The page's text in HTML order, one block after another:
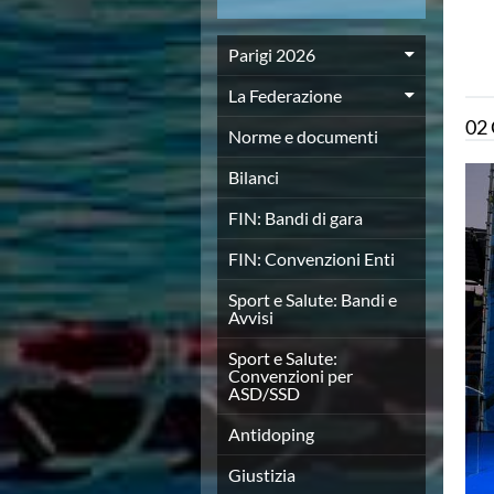
News
Flash News
Europei a modo Mei
Nuoto
Eventi attività agonistica
Calendario nazionale
Norme e documenti
Risultati e Classifiche
Graduatorie
Graduatorie Stagione 2025-2026
Azzurri
Records
News
Flash News
Pallanuoto
Norme e documenti
Le Nazionali
Coppa Italia
Campionato A1 Maschile
Campionato A1 Femminile
Parigi 2026
La Federazione
Norme e documenti
Bilanci
FIN: Bandi di gara
FIN: Convenzioni Enti
Sport e Salute: Bandi e
Avvisi
Sport e Salute:
Convenzioni per
ASD/SSD
Antidoping
Giustizia
02